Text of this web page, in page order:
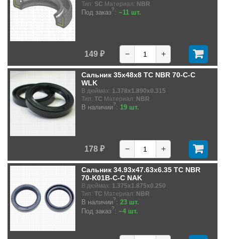
Тип: SC Материал: NBR
Под заказ?: ~11 шт.
149 ₽ − +
Сальник 35x48x8 TC NBR 70-C-C
WLK
В дюймах: 1.378x1.890x0.315
Тип: TC Материал: NBR
В наличии?: 19 шт.
178 ₽ − +
Сальник 34.93x47.63x6.35 TC NBR
70-K01B-C-C NAK
В дюймах: 1.375x1.875x0.250
Тип: TC Материал: NBR
В наличии?: 23 шт.
Под заказ?: ~4 шт.